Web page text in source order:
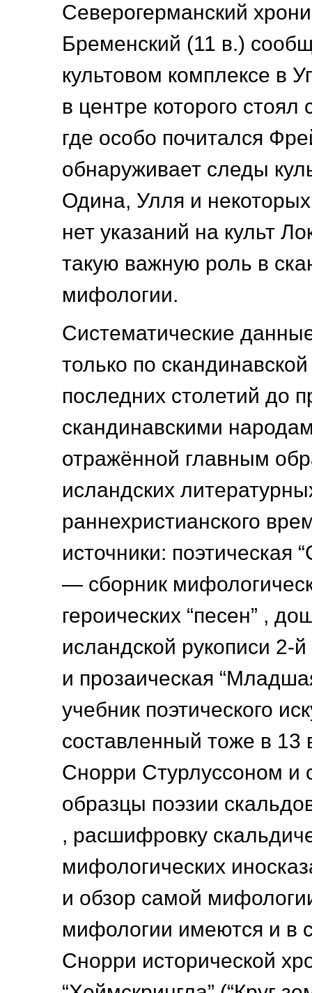
Северогерманский
Бременский (11 в.)
культовом комплексе в
в центре которого
где особо почитался
обнаруживает следы
Одина, Улля и некоторых
нет указаний на культ
такую важную роль в
мифологии.
Систематические
только по
последних столетий до
скандинавскими
отражённой главным
исландских
раннехристианского
источники: поэтическая
— сборник
героических “песен” ,
исландской рукописи 2-
и прозаическая
учебник поэтического
составленный тоже в 13
Снорри Стурлуссоном и
образцы поэзии
, расшифровку
мифологических
и обзор самой
мифологии имеются и в
Снорри исторической